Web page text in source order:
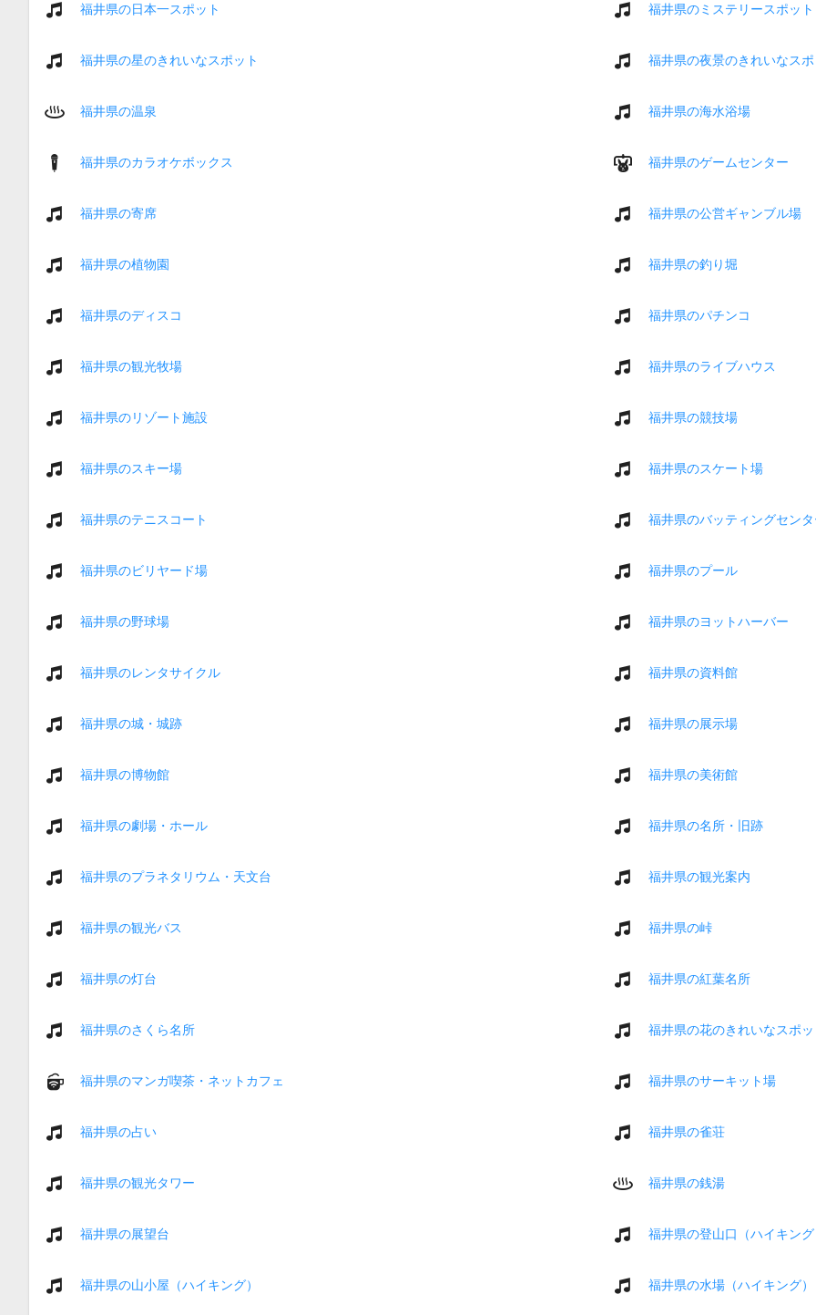
福井県の日本一スポット 福井県のミステリースポット
福井県の星のきれいなスポット 福井県の夜景のきれいなス
福井県の温泉 福井県の海水浴場
福井県のカラオケボックス 福井県のゲームセンター
福井県の寄席 福井県の公営ギャンブル場
福井県の植物園 福井県の釣り堀
福井県のディスコ 福井県のパチンコ
福井県の観光牧場 福井県のライブハウス
福井県のリゾート施設 福井県の競技場
福井県のスキー場 福井県のスケート場
福井県のテニスコート 福井県のバッティングセン
福井県のビリヤード場 福井県のプール
福井県の野球場 福井県のヨットハーバー
福井県のレンタサイクル 福井県の資料館
福井県の城・城跡 福井県の展示場
福井県の博物館 福井県の美術館
福井県の劇場・ホール 福井県の名所・旧跡
福井県のプラネタリウム・天文台 福井県の観光案内
福井県の観光バス 福井県の峠
福井県の灯台 福井県の紅葉名所
福井県のさくら名所 福井県の花のきれいなスポ
福井県のマンガ喫茶・ネットカフェ 福井県のサーキット場
福井県の占い 福井県の雀荘
福井県の観光タワー 福井県の銭湯
福井県の展望台 福井県の登山口（ハイキン
福井県の山小屋（ハイキング） 福井県の水場（ハイキング）